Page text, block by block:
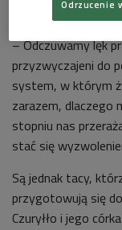
jak i
– Odczuwamy lęk
przyzwyczajeni do
system, w którym
zarazem, dlaczego
stopniu nas
stać się
Są jednak tacy,
przygotowują się
Czuryłło i jego
Odrzucenie